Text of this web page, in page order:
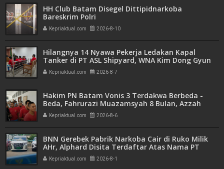
HH Club Batam Disegel Dittipidnarkoba
Bareskrim Polri
Kepriaktual.com 2026-8-10
Hilangnya 14 Nyawa Pekerja Ledakan Kapal
Tanker di PT ASL Shipyard, WNA Kim Dong Gyun
Hanya Dituntut 1 Tahun 6 Bulan
Kepriaktual.com 2026-8-7
Hakim PN Batam Vonis 3 Terdakwa Berbeda -
Beda, Fahrurazi Muazamsyah 8 Bulan, Azzah
Azzurah dan Risma Divonis 2 Tahun 6 Bulan
Kepriaktual.com 2026-8-6
BNN Gerebek Pabrik Narkoba Cair di Ruko Milik
AHr, Alphard Disita Terdaftar Atas Nama PT
Mitra Usaha Properti
Kepriaktual.com 2026-8-1